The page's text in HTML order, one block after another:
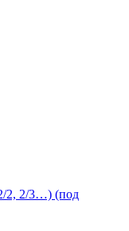
2, 2/3…) (под